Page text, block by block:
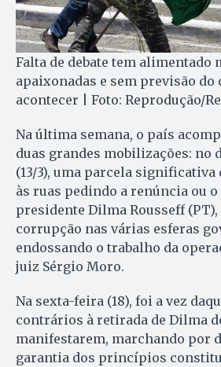
Falta de debate tem alimentado
apaixonadas e sem previsão do
acontecer | Foto: Reprodução/
Na última semana, o país
duas grandes mobilizações: no
(13/3), uma parcela
às ruas pedindo a renúncia ou
presidente Dilma Rousseff
corrupção nas várias esferas
endossando o trabalho da
juiz Sérgio Moro.
Na sexta-feira (18), foi a vez
contrários à retirada de Dilma
manifestarem, marchando por
garantia dos princípios